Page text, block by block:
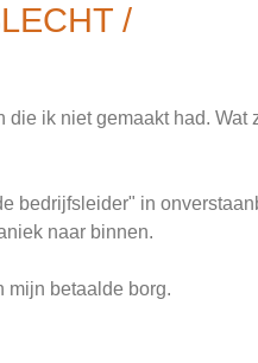
/
ik niet gemaakt had. Wat
bedrijfsleider" in
naar binnen.
mijn betaalde borg.